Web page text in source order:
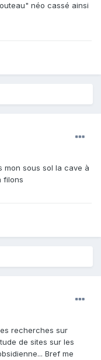
néo cassé ainsi
mon sous sol la cave à
filons
recherches sur
de sites sur les
Bref me